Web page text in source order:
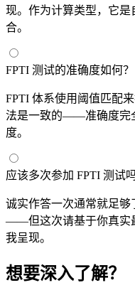
现。作为计算类型，它是
合。
FPTI 测试的准确度如何？
FPTI 体系使用阈值匹配
法是一致的——准确度完
度。
应该多次参加 FPTI 测试吗
诚实作答一次通常就足够
——但这次请基于你真实
我呈现。
想要深入了解？